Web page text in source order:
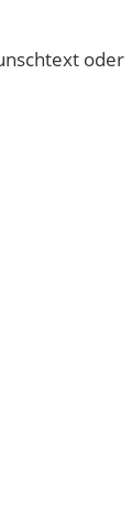
oder